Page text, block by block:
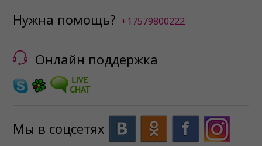
Нужна помощь? +17579800222
Онлайн поддержка
Мы в соцсетях